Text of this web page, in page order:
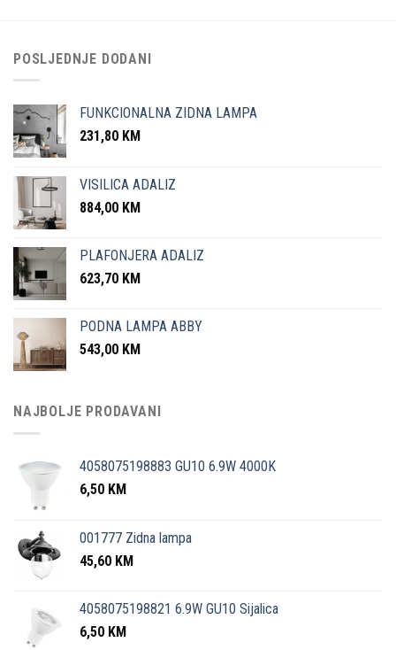
POSLJEDNJE DODANI
FUNKCIONALNA ZIDNA LAMPA
231,80 KM
VISILICA ADALIZ
884,00 KM
PLAFONJERA ADALIZ
623,70 KM
PODNA LAMPA ABBY
543,00 KM
NAJBOLJE PRODAVANI
4058075198883 GU10 6.9W 4000K
6,50 KM
001777 Zidna lampa
45,60 KM
4058075198821 6.9W GU10 Sijalica
6,50 KM